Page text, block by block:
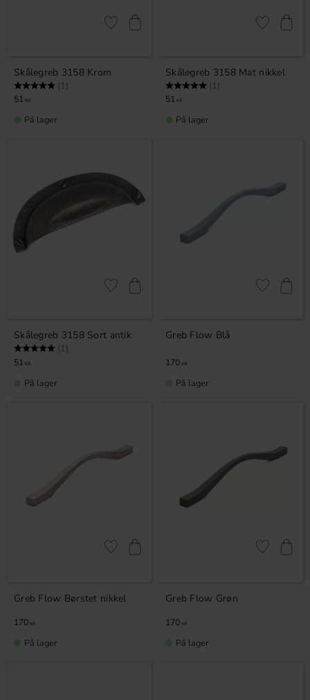
Skålegreb 3158 Krom
Vurdering: (1)
51 KR
Gem som favorit
På lager
Skålegreb 3158 Mat nikkel
Vurdering: (1)
51 KR
Gem som
På lager
Skålegreb 3158 Sort antik
Vurdering: (1)
51 KR
Gem som favorit
På lager
Greb Flow Blå
170 KR
Gem som
På lager
Greb Flow Børstet nikkel
170 KR
Gem som favorit
På lager
Greb Flow Grøn
170 KR
Gem som
På lager